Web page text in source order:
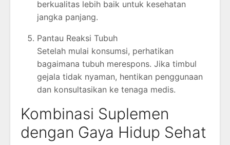
berkualitas lebih baik untuk kesehatan
jangka panjang.
Pantau Reaksi Tubuh
Setelah mulai konsumsi, perhatikan
bagaimana tubuh merespons. Jika timbul
gejala tidak nyaman, hentikan penggunaan
dan konsultasikan ke tenaga medis.
Kombinasi Suplemen
dengan Gaya Hidup Sehat